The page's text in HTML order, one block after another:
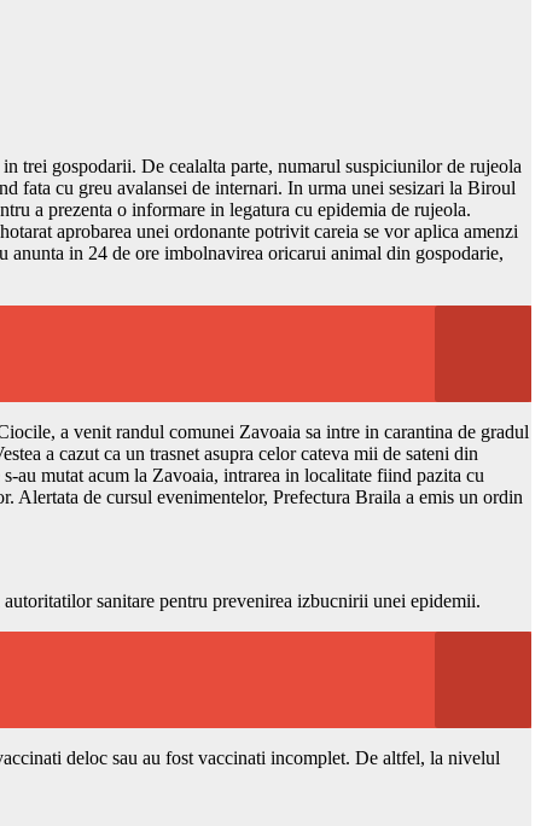
trei gospodarii. De cealalta parte, numarul suspiciunilor de rujeola
fata cu greu avalansei de internari. In urma unei sesizari la Biroul
a prezenta o informare in legatura cu epidemia de rujeola.
aprobarea unei ordonante potrivit careia se vor aplica amenzi
anunta in 24 de ore imbolnavirea oricarui animal din gospodarie,
a venit randul comunei Zavoaia sa intre in carantina de gradul
a cazut ca un trasnet asupra celor cateva mii de sateni din
au mutat acum la Zavoaia, intrarea in localitate fiind pazita cu
Alertata de cursul evenimentelor, Prefectura Braila a emis un ordin
sanitare pentru prevenirea izbucnirii unei epidemii.
deloc sau au fost vaccinati incomplet. De altfel, la nivelul